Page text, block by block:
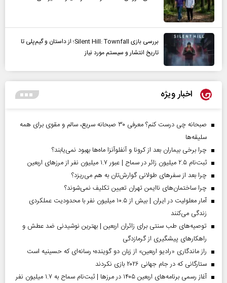
بررسی بازی Silent Hill: Townfall؛ از داستان و گیم‌پلی تا
تاریخ انتشار و سیستم مورد نیاز
اخبار ویژه
صبحانه چی درست کنم؟ معرفی ۳۰ صبحانه سریع، سالم و مقوی برای همه
سلیقه‌ها
چرا برخی بیماران بعد از کرونا و آنفلوآنزا ماه‌ها بهبود نمی‌یابند؟
ثبت‌نام ۲.۵ میلیون زائر در سماح | عبور ۱.۷ میلیون نفر از مرز‌های اربعین
چرا بعد از سفرهای طولانی گوارش‌تان به هم می‌ریزد؟
چرا ساختمان‌های ناایمن تهران تعیین تکلیف نمی‌شوند؟
آمار معلولیت در ایران | بیش از ۱۰.۵ میلیون نفر با محدودیت عملکردی
زندگی می‌کنند
توصیه‌های طب سنتی برای زائران اربعین | بهترین نوشیدنی ضد عطش و
راهکارهای پیشگیری از گرمازدگی
راز ماندگاری «رادیو اربعین» از زبان دو گوینده؛ رسانه‌ای که حسینیه است
ستارگانی که در جام جهانی ۲۰۲۶ بازی نکردند
آغاز رسمی برنامه‌های اربعین ۱۴۰۵ در مرز‌ها | ثبت‌نام سماح به ۱.۷ میلیون نفر